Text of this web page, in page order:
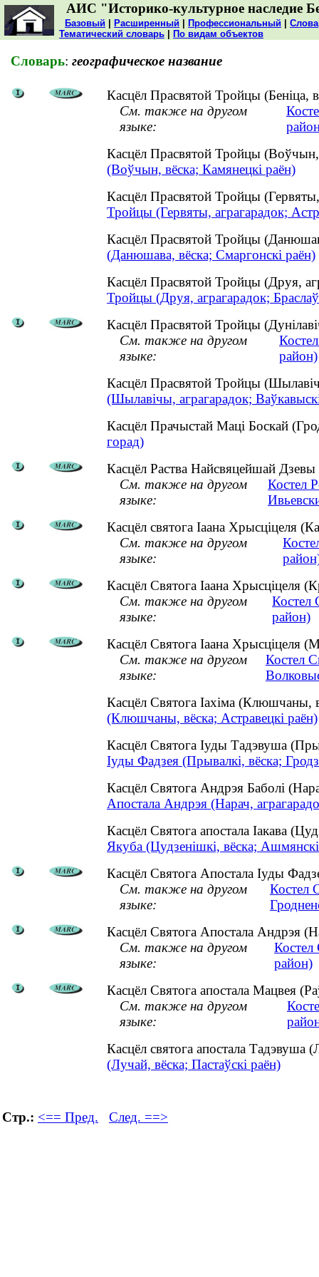
АИС "Историко-культурное наследие
Базовый Расширенный Профессиональный
Тематический словарь
По видам объектов
Словарь: географическое название
Касцёл Прасвятой Тройцы (Беніца,
См. также на другом
языке:
Касцёл Прасвятой Тройцы
(Воўчын, вёска; Камянецкі раён)
Касцёл Прасвятой Тройцы
Тройцы (Гервяты, аграгарадок;
Касцёл Прасвятой Тройцы
(Данюшава, вёска; Смаргонскі раён)
Касцёл Прасвятой Тройцы (Друя,
Тройцы (Друя, аграгарадок;
Касцёл Прасвятой Тройцы
См. также на другом
языке:
район)
Касцёл Прасвятой Тройцы
(Шылавічы, аграгарадок;
Касцёл Прачыстай Маці Боскай
горад)
Касцёл Раства Найсвяцейшай
См. также на другом
языке:
Костел
Касцёл святога Іаана Хрысціцеля
См. также на другом
языке:
Касцёл Святога Іаана Хрысціцеля
См. также на другом
языке:
Костел
район)
Касцёл Святога Іаана Хрысціцеля
См. также на другом
языке:
Костел
Касцёл Святога Іахіма
(Клюшчаны, вёска; Астравецкі раён)
Касцёл Святога Іуды Тадэвуша
Іуды Фадзея (Прывалкі, вёска;
Касцёл Святога Андрэя Баболі
Апостала Андрэя (Нарач,
Касцёл Святога апостала Іакава
Якуба (Цудзенішкі, вёска;
Касцёл Святога Апостала Іуды
См. также на другом
языке:
Костел
Касцёл Святога Апостала Андрэя
См. также на другом
языке:
Костел
район)
Касцёл Святога апостала Мацвея
См. также на другом
языке:
Касцёл святога апостала
(Лучай, вёска; Пастаўскі раён)
Стр.: <== Пред. След. ==>